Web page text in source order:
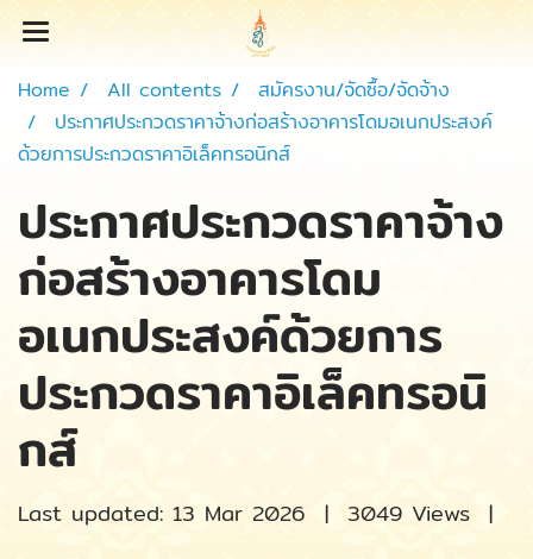
Home All contents
สมัครงาน/จัดซื้อ/จัดจ้าง
ประกาศประกวดราคาจ้างก่อสร้างอาคารโดมอเนกประสงค์
ด้วยการประกวดราคาอิเล็คทรอนิกส์
ประกาศประกวดราคาจ้าง
ก่อสร้างอาคารโดม
อเนกประสงค์ด้วยการ
ประกวดราคาอิเล็คทรอนิ
กส์
Last updated: 13 Mar 2026 | 3049 Views |